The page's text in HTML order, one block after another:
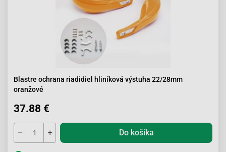
Blastre ochrana riadidiel hliníková výstuha 22/28mm
oranžové
37.88 €
Do košíka